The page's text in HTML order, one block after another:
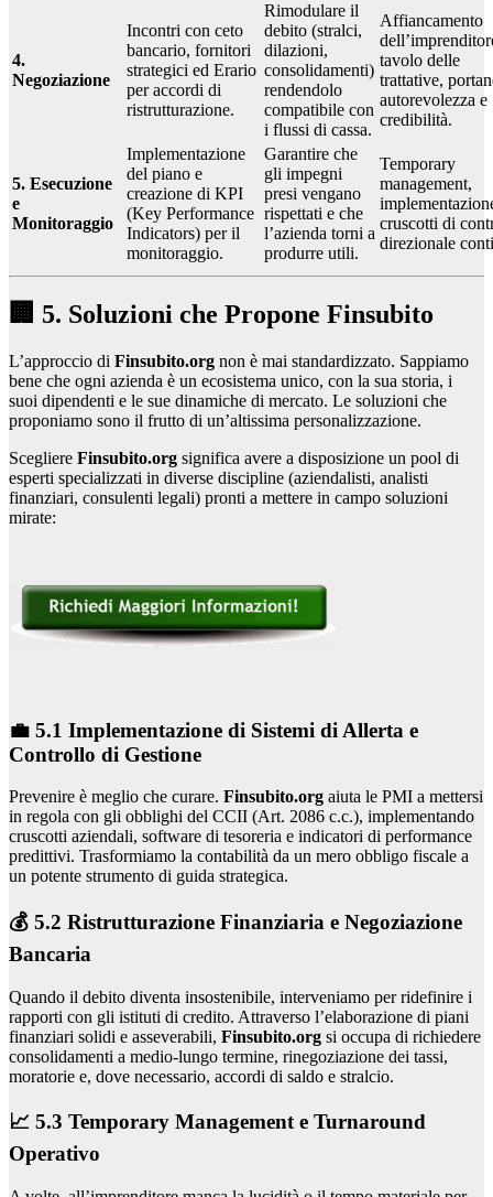
4.
Negoziazione
Incontri con ceto
bancario, fornitori
strategici ed Erario
per accordi di
ristrutturazione.
Rimodulare il
debito (stralci,
dilazioni,
consolidamenti)
rendendolo
compatibile con
i flussi di cassa.
Affiancamento
tavolo delle
trattative,
autorevolezza e
credibilità.
5. Esecuzione
e
Monitoraggio
Implementazione
del piano e
creazione di KPI
(Key Performance
Indicators) per il
monitoraggio.
Garantire che
gli impegni
presi vengano
rispettati e che
l’azienda torni a
produrre utili.
Temporary
management,
cruscotti di
direzionale
🏢 5. Soluzioni che Propone Finsubito
L’approccio di Finsubito.org non è mai standardizzato. Sappiamo
bene che ogni azienda è un ecosistema unico, con la sua storia, i
suoi dipendenti e le sue dinamiche di mercato. Le soluzioni che
proponiamo sono il frutto di un’altissima personalizzazione.
Scegliere Finsubito.org significa avere a disposizione un pool di
esperti specializzati in diverse discipline (aziendalisti, analisti
finanziari, consulenti legali) pronti a mettere in campo soluzioni
mirate:
💼 5.1 Implementazione di Sistemi di Allerta e
Controllo di Gestione
Prevenire è meglio che curare. Finsubito.org aiuta le PMI a mettersi
in regola con gli obblighi del CCII (Art. 2086 c.c.), implementando
cruscotti aziendali, software di tesoreria e indicatori di performance
predittivi. Trasformiamo la contabilità da un mero obbligo fiscale a
un potente strumento di guida strategica.
💰 5.2 Ristrutturazione Finanziaria e Negoziazione
Bancaria
Quando il debito diventa insostenibile, interveniamo per ridefinire i
rapporti con gli istituti di credito. Attraverso l’elaborazione di piani
finanziari solidi e asseverabili, Finsubito.org si occupa di richiedere
consolidamenti a medio-lungo termine, rinegoziazione dei tassi,
moratorie e, dove necessario, accordi di saldo e stralcio.
📈 5.3 Temporary Management e Turnaround
Operativo